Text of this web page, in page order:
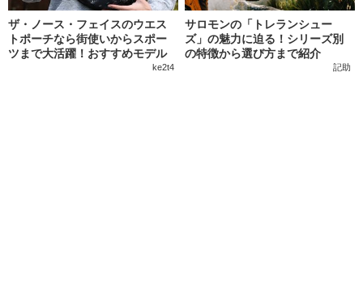
ザ・ノース・フェイスのウエス
トポーチなら街使いからスポー
ツまで大活躍！おすすめモデル
ke2t4
サロモンの「トレランシュー
ズ」の魅力に迫る！シリーズ別
の特徴から選び方まで紹介
記助